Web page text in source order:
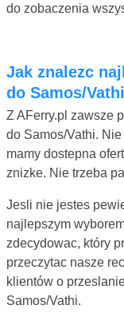
do zobaczenia
Jak znalezc najlepsza cene za prom do Syros
do Samos/Vathi
Z AFerry.pl zawsze
do Samos/Vathi.
mamy dostepna
znizke. Nie trzeba
Jesli nie jestes
najlepszym
zdecydowac, który
przeczytac nasze
klientów o
Samos/Vathi.